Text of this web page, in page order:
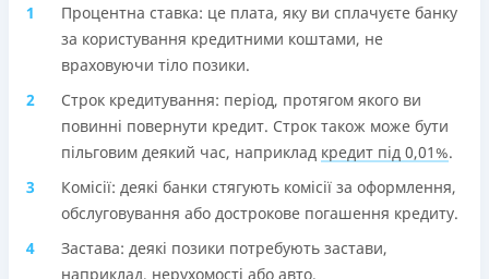
Процентна ставка: це плата, яку ви сплачуєте банку
за користування кредитними коштами, не
враховуючи тіло позики.
Строк кредитування: період, протягом якого ви
повинні повернути кредит. Строк також може бути
пільговим деякий час, наприклад кредит під 0,01%.
Комісії: деякі банки стягують комісії за оформлення,
обслуговування або дострокове погашення кредиту.
Застава: деякі позики потребують застави,
наприклад, нерухомості або авто.